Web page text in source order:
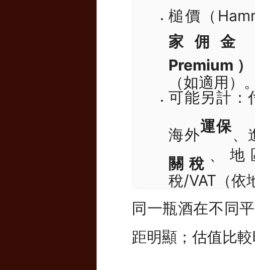
槌價（
家佣金（
Premium）
（如適用）。
可能另計：
海外運保 、
關稅 、地
稅/VAT（依
同一瓶酒在不同
距明顯；估值比